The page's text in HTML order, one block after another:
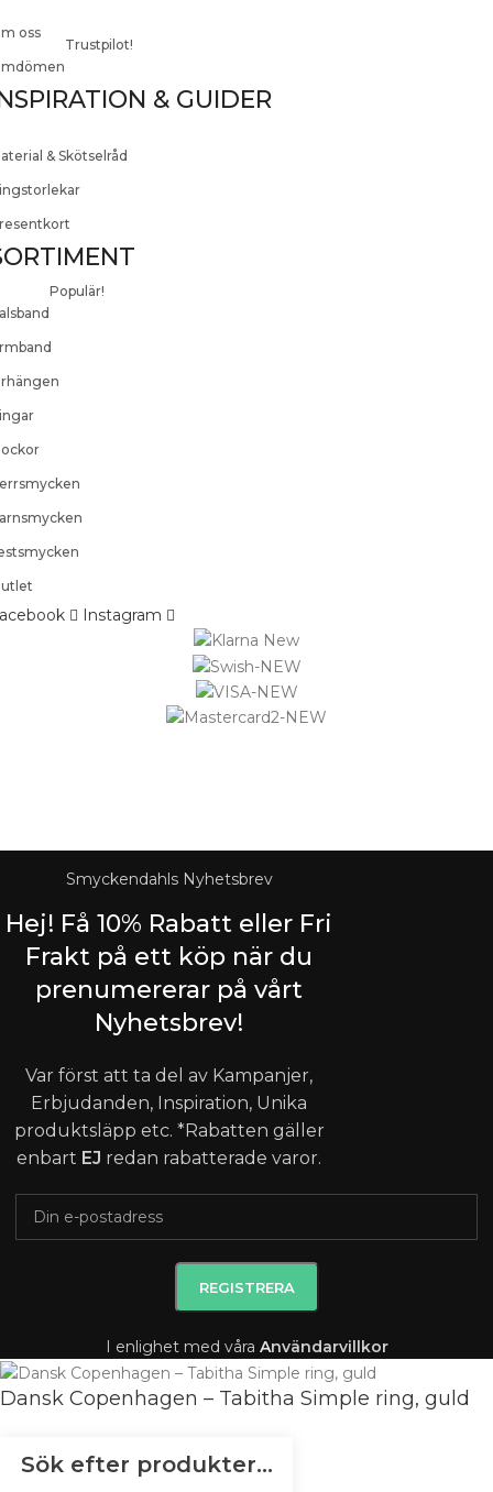
oss
Trustpilot!
& GUIDER
& Skötselråd
Populär!
Instagram
Smyckendahls Nyhetsbrev
Hej! Få 10% Rabatt eller Fri
Frakt på ett köp när du
prenumererar på vårt
Nyhetsbrev!
Var först att ta del av Kampanjer,
Erbjudanden, Inspiration, Unika
produktsläpp etc. *Rabatten gäller
enbart EJ redan rabatterade varor.
I enlighet med våra Användarvillkor
Dansk Copenhagen – Tabitha Simple ring, guld
Slut i lager